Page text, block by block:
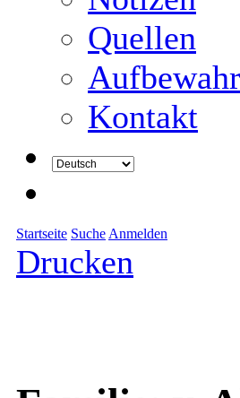
Quellen
Kontakt
Startseite Suche Anmelden
Drucken